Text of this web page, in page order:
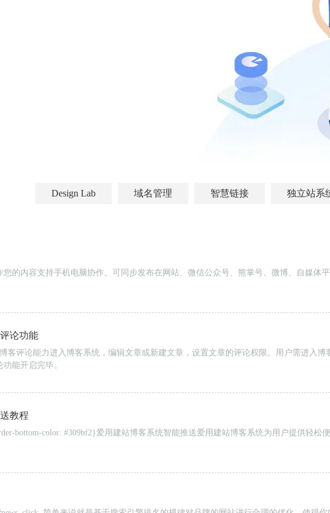
Design Lab 域名管理 智慧链接 独立站系
的内容支持手机电脑协作。可同步发布在网站、微信公众号、熊掌号、微博、自媒体
论功能
客评论能力进入博客系统，编辑文章或新建文章，设置文章的评论权限。用户需进入
能开启完毕。
教程
bottom-color: #309bf2}爱用建站博客系统智能推送爱用建站博客系统为用户提供轻